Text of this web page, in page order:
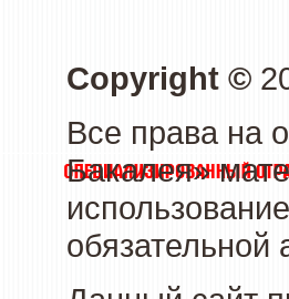
Copyright ©
Все права на
Бакалея»
обязательной